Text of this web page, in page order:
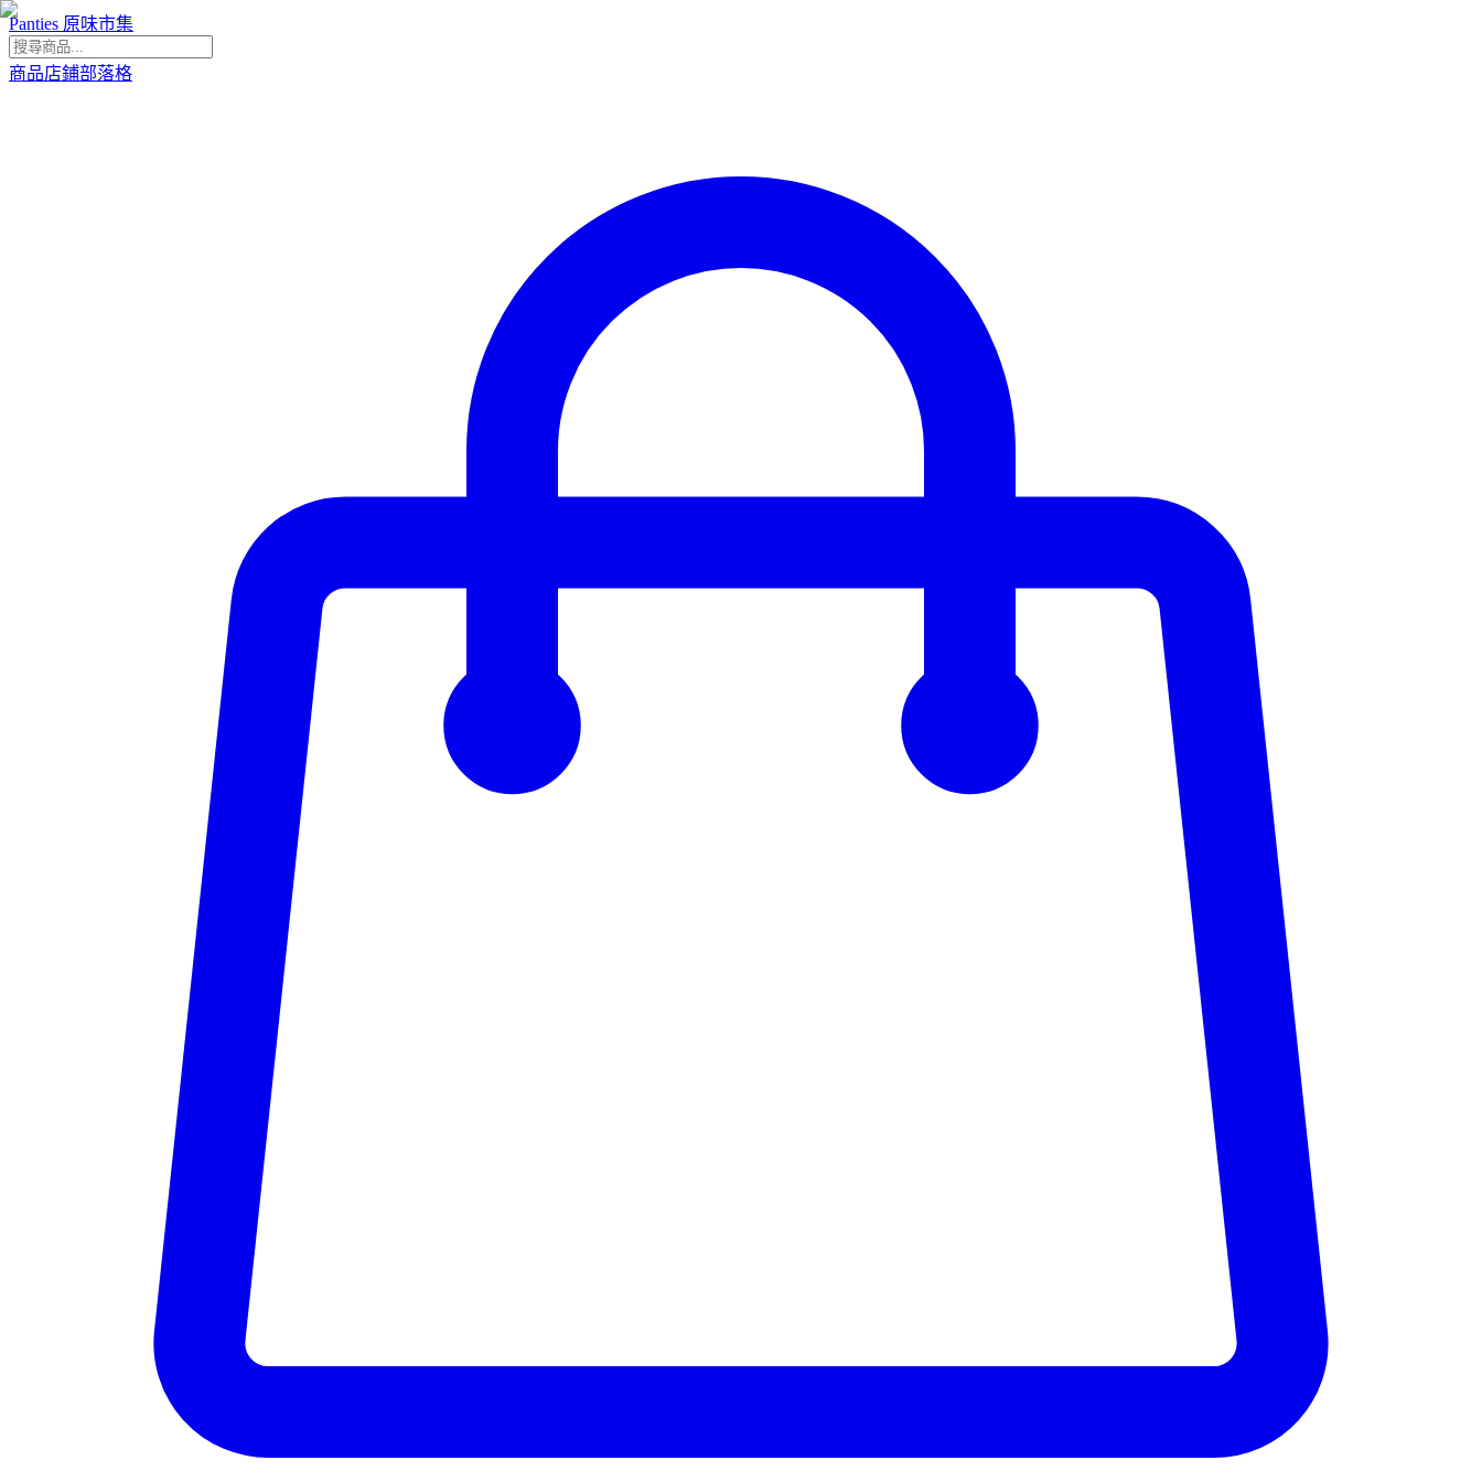
Panties 原味市集
商品店鋪部落格